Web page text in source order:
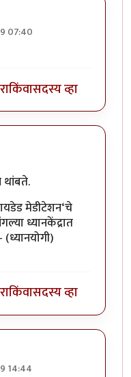
07:40
किंवासदस्य व्हा
मेडीटेशन‘चे
ध्यानकेंद्रात
किंवासदस्य व्हा
14:44